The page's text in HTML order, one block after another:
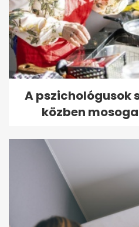
A pszichológusok
közben